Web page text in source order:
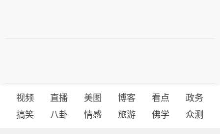
视频 直播 美图 博客 看点
政务
搞笑
八卦 情感 旅游 佛学 众测